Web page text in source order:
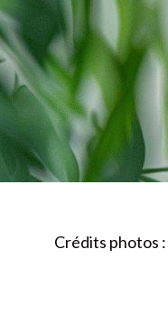
Crédits photos :